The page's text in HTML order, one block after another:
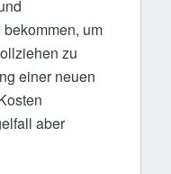
um
zu
einer neuen
aber